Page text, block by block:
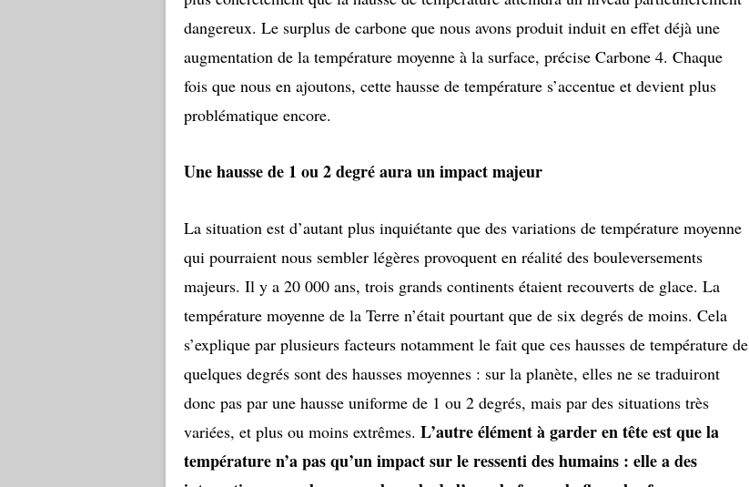
dangereux. Le surplus de carbone que nous avons produit induit en effet déjà une
augmentation de la température moyenne à la surface, précise Carbone 4. Chaque
fois que nous en ajoutons, cette hausse de température s’accentue et devient plus
problématique encore.
Une hausse de 1 ou 2 degré aura un impact majeur
La situation est d’autant plus inquiétante que des variations de température moyenne
qui pourraient nous sembler légères provoquent en réalité des bouleversements
majeurs. Il y a 20 000 ans, trois grands continents étaient recouverts de glace. La
température moyenne de la Terre n’était pourtant que de six degrés de moins. Cela
s’explique par plusieurs facteurs notamment le fait que ces hausses de température de
quelques degrés sont des hausses moyennes : sur la planète, elles ne se traduiront
donc pas par une hausse uniforme de 1 ou 2 degrés, mais par des situations très
variées, et plus ou moins extrêmes. L’autre élément à garder en tête est que la
température n’a pas qu’un impact sur le ressenti des humains : elle a des